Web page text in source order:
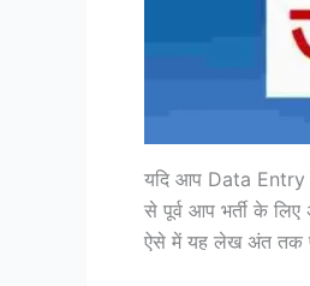
यदि आप Data Entry
से पूर्व आप भर्ती के
ऐसे में यह लेख अंत तक